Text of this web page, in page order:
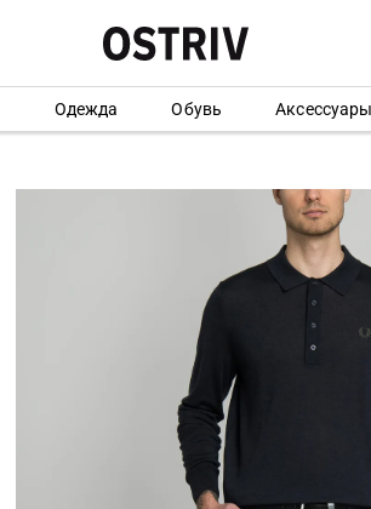
Одежда Обувь Аксессуары